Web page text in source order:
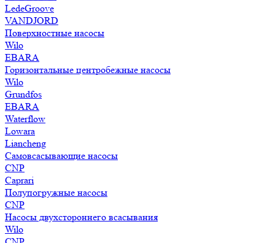
LedeGroove
VANDJORD
Поверхностные насосы
Wilo
EBARA
Горизонтальные центробежные насосы
Wilo
Grundfos
EBARA
Waterflow
Lowara
Liancheng
Самовсасывающие насосы
CNP
Caprari
Полупогружные насосы
CNP
Насосы двухстороннего всасывания
Wilo